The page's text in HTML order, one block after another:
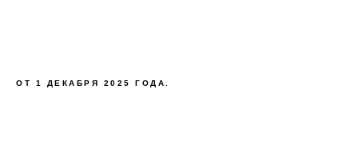
ОТ 1 ДЕКАБРЯ 2025 ГОДА.